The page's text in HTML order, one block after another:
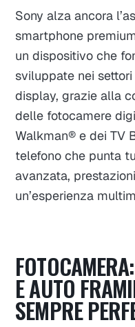
Sony alza ancora
smartphone
un dispositivo che
sviluppate nei
display, grazie alla
delle fotocamere
Walkman® e dei TV
telefono che punta
avanzata,
un’esperienza
E AUTO
SEMPRE